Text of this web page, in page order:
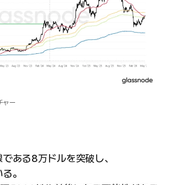
ャー
ある8万ドルを突破し、
。